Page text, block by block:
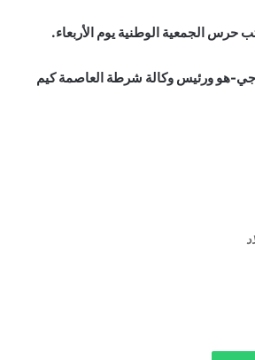
الجمعية الوطنية يوم الأربعاء.
جي-هو ورئيس وكالة شرطة العاصمة كيم